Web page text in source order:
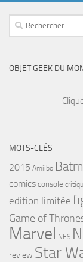
Rechercher :
OBJET GEEK DU
MOTS-CLÉS
2015 Amiibo
comics console
edition limitée
Game of
Marvel NES
review Star